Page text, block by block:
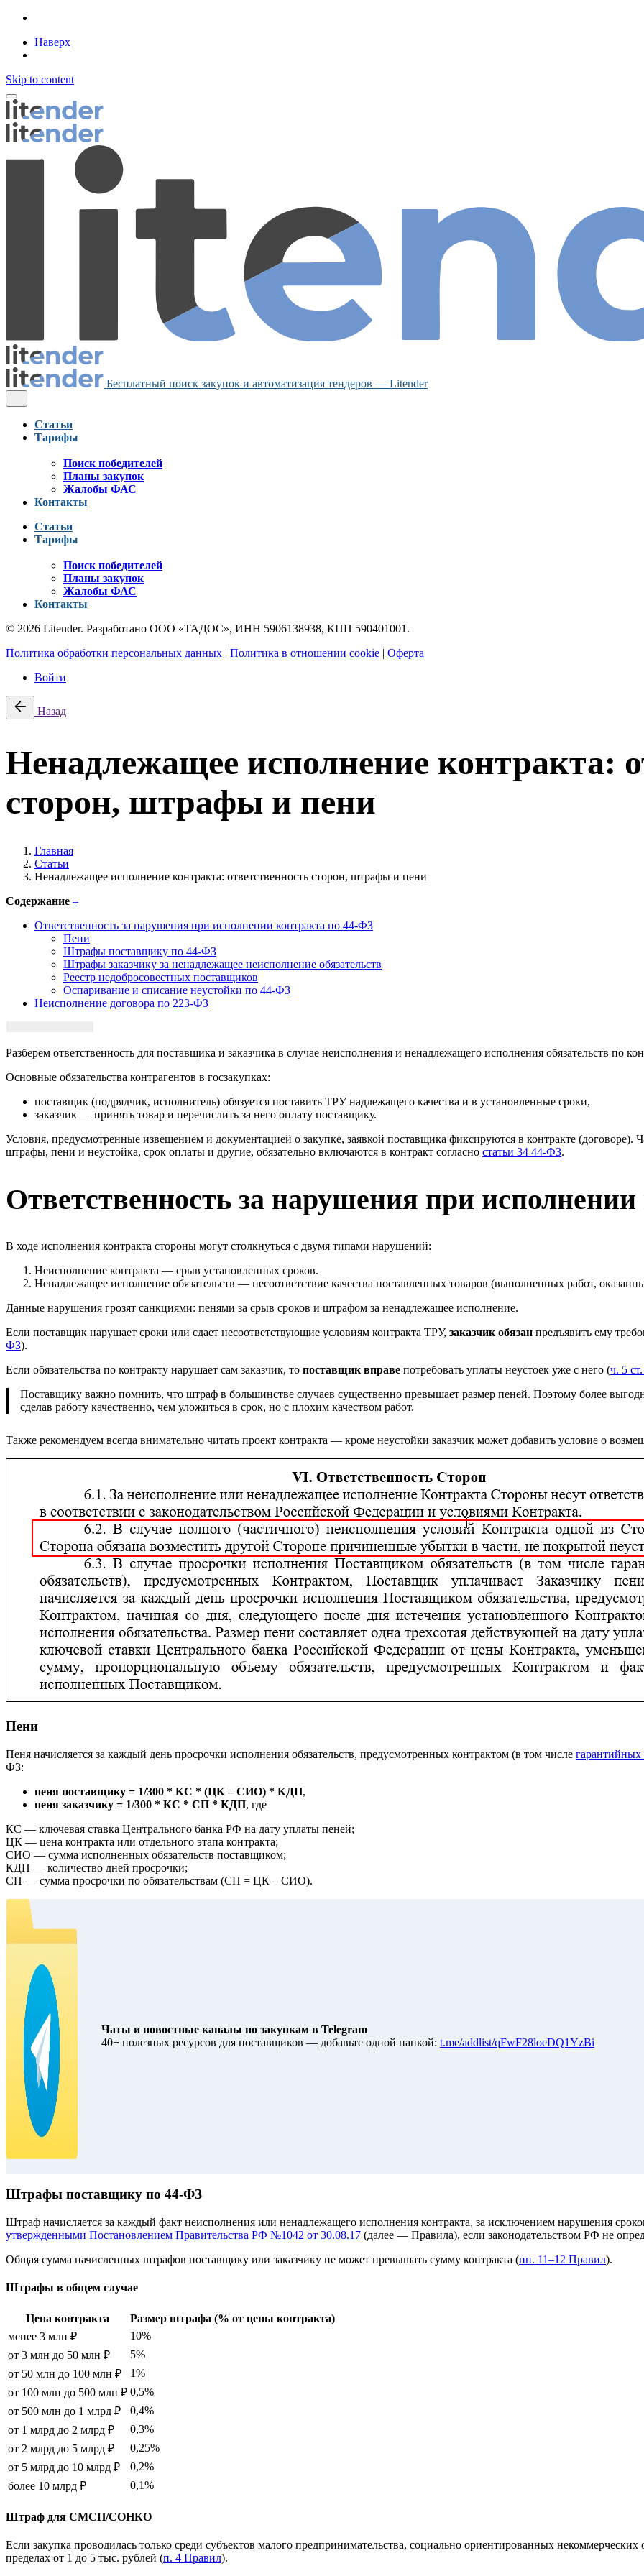
Наверх
Skip to content
Бесплатный поиск закупок и автоматизация тендеров — Litender
Статьи
Тарифы
Поиск победителей
Планы закупок
Жалобы ФАС
Контакты
Статьи
Тарифы
Поиск победителей
Планы закупок
Жалобы ФАС
Контакты
© 2026 Litender. Разработано ООО «ТАДОС», ИНН 5906138938, КПП 590401001.
Политика обработки персональных данных | Политика в отношении cookie | Оферта
Войти
Назад
Ненадлежащее исполнение контракта:
сторон, штрафы и пени
Главная
Статьи
Ненадлежащее исполнение контракта: ответственность сторон, штрафы и пени
Содержание –
Ответственность за нарушения при исполнении контракта по 44-ФЗ
Пени
Штрафы поставщику по 44-ФЗ
Штрафы заказчику за ненадлежащее неисполнение обязательств
Реестр недобросовестных поставщиков
Оспаривание и списание неустойки по 44-ФЗ
Неисполнение договора по 223-ФЗ
Разберем ответственность для поставщика и заказчика в случае неисполнения и ненадлежащего исполнения обязательств по
Основные обязательства контрагентов в госзакупках:
поставщик (подрядчик, исполнитель) обязуется поставить ТРУ надлежащего качества и в установленные сроки,
заказчик — принять товар и перечислить за него оплату поставщику.
Условия, предусмотренные извещением и документацией о закупке, заявкой поставщика фиксируются в контракте (договоре).
штрафы, пени и неустойка, срок оплаты и другие, обязательно включаются в контракт согласно статьи 34 44-ФЗ.
Ответственность за нарушения при
В ходе исполнения контракта стороны могут столкнуться с двумя типами нарушений:
Неисполнение контракта — срыв установленных сроков.
Ненадлежащее исполнение обязательств — несоответствие качества поставленных товаров (выполненных работ,
Данные нарушения грозят санкциями: пенями за срыв сроков и штрафом за ненадлежащее исполнение.
Если поставщик нарушает сроки или сдает несоответствующие условиям контракта ТРУ, заказчик обязан предъявить ему
ФЗ).
Если обязательства по контракту нарушает сам заказчик, то поставщик вправе потребовать уплаты неустоек уже с него (ч. 5
Поставщику важно помнить, что штраф в большинстве случаев существенно превышает размер пеней. Поэтому более
сделав работу качественно, чем уложиться в срок, но с плохим качеством работ.
Также рекомендуем всегда внимательно читать проект контракта — кроме неустойки заказчик может добавить условие о
Пени
Пеня начисляется за каждый день просрочки исполнения обязательств, предусмотренных контрактом (в том числе гарантийных
ФЗ:
пеня поставщику = 1/300 * КС * (ЦК – СИО) * КДП,
пеня заказчику = 1/300 * КС * СП * КДП, где
КС — ключевая ставка Центрального банка РФ на дату уплаты пеней;
ЦК — цена контракта или отдельного этапа контракта;
СИО — сумма исполненных обязательств поставщиком;
КДП — количество дней просрочки;
СП — сумма просрочки по обязательствам (СП = ЦК – СИО).
Чаты и новостные каналы по закупкам в Telegram
40+ полезных ресурсов для поставщиков — добавьте одной папкой: t.me/addlist/qFwF28loeDQ1YzBi
Штрафы поставщику по 44-ФЗ
Штраф начисляется за каждый факт неисполнения или ненадлежащего исполнения контракта, за исключением нарушения
утвержденными Постановлением Правительства РФ №1042 от 30.08.17 (далее — Правила), если законодательством РФ не
Общая сумма начисленных штрафов поставщику или заказчику не может превышать сумму контракта (пп. 11–12 Правил).
Штрафы в общем случае
Цена контракта
Размер штрафа (% от цены контракта)
менее 3 млн ₽
10%
от 3 млн до 50 млн ₽
5%
от 50 млн до 100 млн ₽
1%
от 100 млн до 500 млн ₽ 0,5%
от 500 млн до 1 млрд ₽
0,4%
от 1 млрд до 2 млрд ₽
0,3%
от 2 млрд до 5 млрд ₽
0,25%
от 5 млрд до 10 млрд ₽
0,2%
более 10 млрд ₽
0,1%
Штраф для СМСП/СОНКО
Если закупка проводилась только среди субъектов малого предпринимательства, социально ориентированных
пределах от 1 до 5 тыс. рублей (п. 4 Правил).